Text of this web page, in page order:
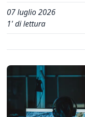
07 luglio 2026
1' di lettura